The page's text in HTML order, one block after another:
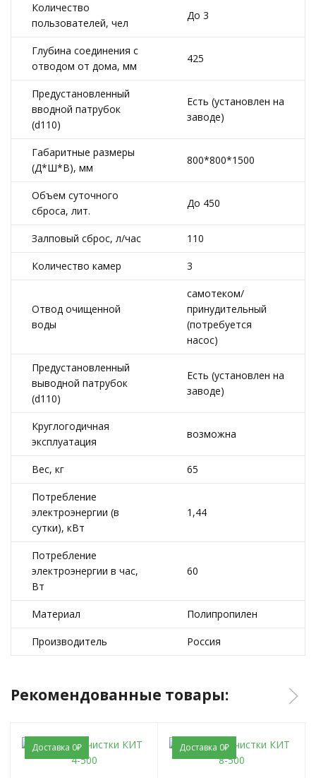
Количество
пользователей, чел
До 3
Глубина соединения с
отводом от дома, мм
425
Предустановленный
вводной патрубок
(d110)
Есть (установлен на
заводе)
Габаритные размеры
(Д*Ш*В), мм
800*800*1500
Объем суточного
сброса, лит.
До 450
Залповый сброс, л/час 110
Количество камер 3
Отвод очищенной
воды
самотеком/
принудительный
(потребуется
насос)
Предустановленный
выводной патрубок
(d110)
Есть (установлен на
заводе)
Круглогодичная
эксплуатация
возможна
Вес, кг 65
Потребление
электроэнергии (в
сутки), кВт
1,44
Потребление
электроэнергии в час,
Вт
60
Материал Полипропилен
Производитель Россия
Рекомендованные товары:
Доставка 0₽ Доставка 0₽